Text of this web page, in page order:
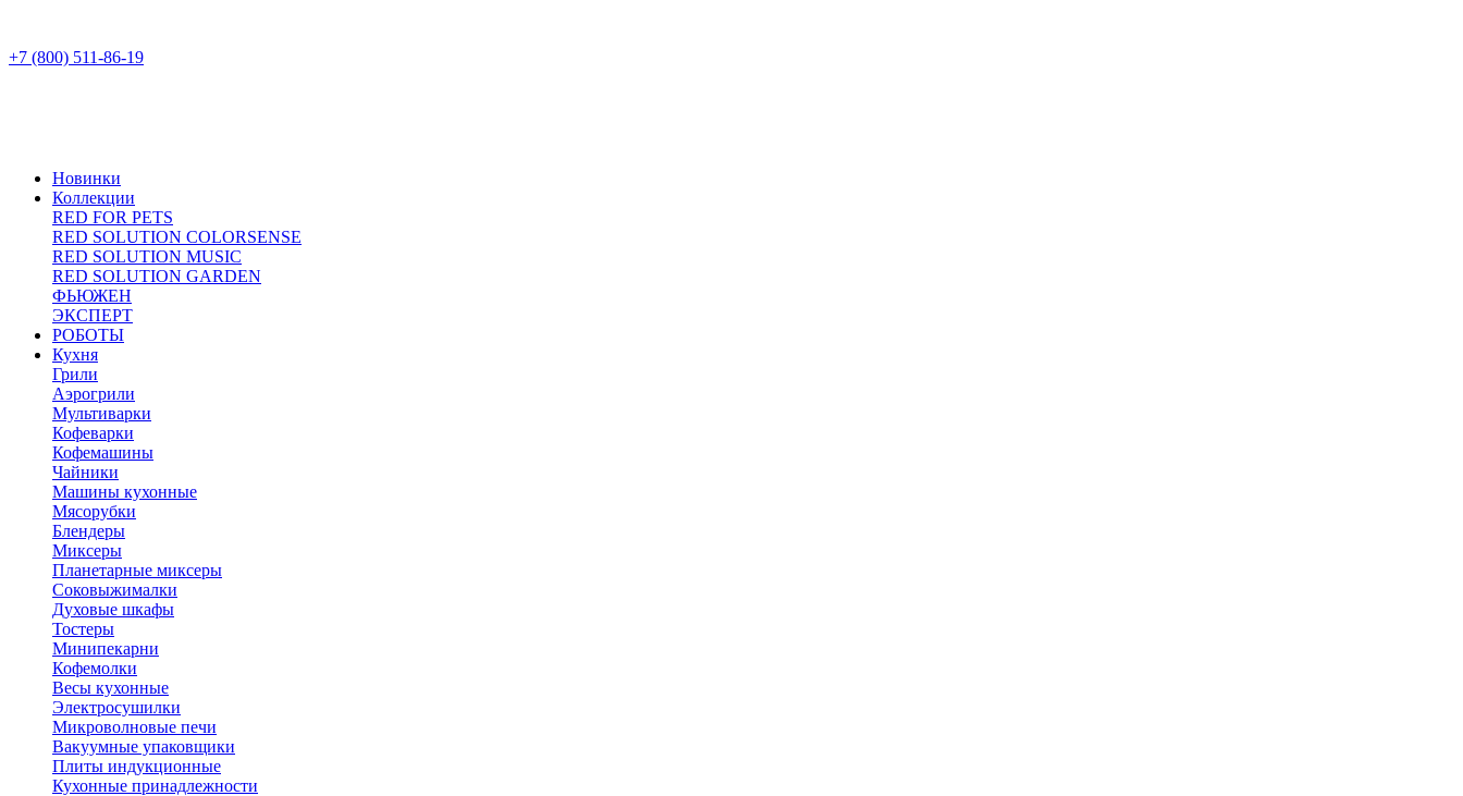
+7 (800) 511-86-19
Новинки
Коллекции
RED FOR PETS
RED SOLUTION COLORSENSE
RED SOLUTION MUSIC
RED SOLUTION GARDEN
ФЬЮЖЕН
ЭКСПЕРТ
РОБОТЫ
Кухня
Грили
Аэрогрили
Мультиварки
Кофеварки
Кофемашины
Чайники
Машины кухонные
Мясорубки
Блендеры
Миксеры
Планетарные миксеры
Соковыжималки
Духовые шкафы
Тостеры
Минипекарни
Кофемолки
Весы кухонные
Электросушилки
Микроволновые печи
Вакуумные упаковщики
Плиты индукционные
Кухонные принадлежности